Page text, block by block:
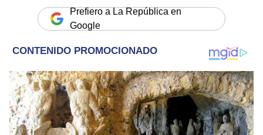
Prefiero a La República en
Google